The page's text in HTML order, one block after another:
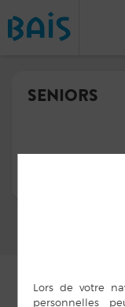
SENIORS